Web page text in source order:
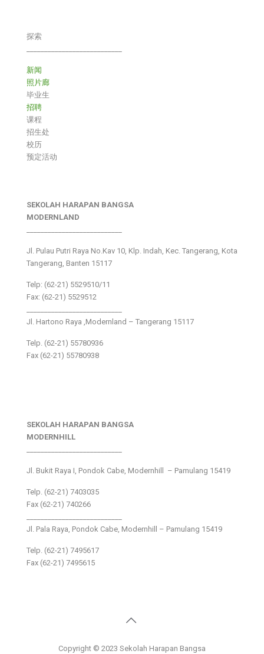
探索
新闻
照片廊
毕业生
招聘
课程
招生处
校历
预定活动
SEKOLAH HARAPAN BANGSA
MODERNLAND
Jl. Pulau Putri Raya No.Kav 10, Klp. Indah, Kec. Tangerang, Kota
Tangerang, Banten 15117
Telp: (62-21) 5529510/11
Fax: (62-21) 5529512
Jl. Hartono Raya ,Modernland – Tangerang 15117
Telp. (62-21) 55780936
Fax (62-21) 55780938
SEKOLAH HARAPAN BANGSA
MODERNHILL
Jl. Bukit Raya I, Pondok Cabe, Modernhill – Pamulang 15419
Telp. (62-21) 7403035
Fax (62-21) 740266
Jl. Pala Raya, Pondok Cabe, Modernhill – Pamulang 15419
Telp. (62-21) 7495617
Fax (62-21) 7495615
Copyright © 2023 Sekolah Harapan Bangsa